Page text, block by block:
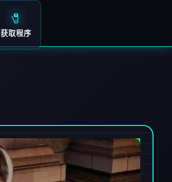
🧷
获取程序